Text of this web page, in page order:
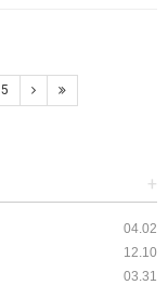
+
04.02
12.10
03.31